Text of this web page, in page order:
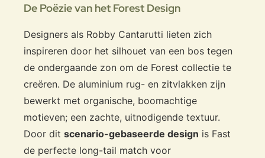
De Poëzie van het Forest Design
Designers als Robby Cantarutti lieten zich
inspireren door het silhouet van een bos tegen
de ondergaande zon om de Forest collectie te
creëren. De aluminium rug- en zitvlakken zijn
bewerkt met organische, boomachtige
motieven; een zachte, uitnodigende textuur.
Door dit scenario-gebaseerde design is Fast
de perfecte long-tail match voor